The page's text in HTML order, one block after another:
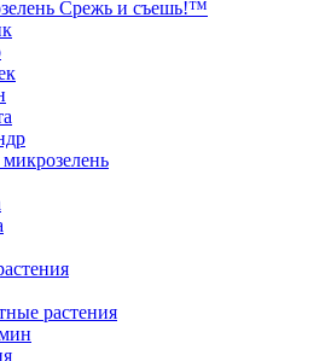
Срежь и съешь!™
микрозелень
растения